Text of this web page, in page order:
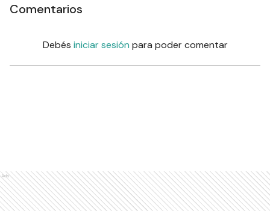
Comentarios
Debés iniciar sesión para poder comentar
Ads